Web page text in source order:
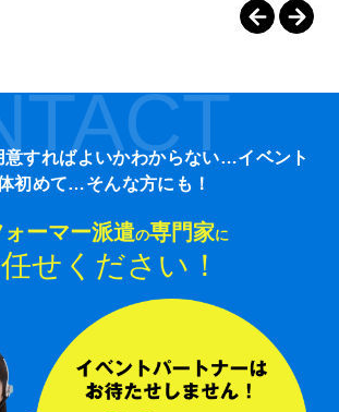
意すればよいかわからない…イベント
初めて…そんな方にも！
ーマー派遣の専門家に
せください！